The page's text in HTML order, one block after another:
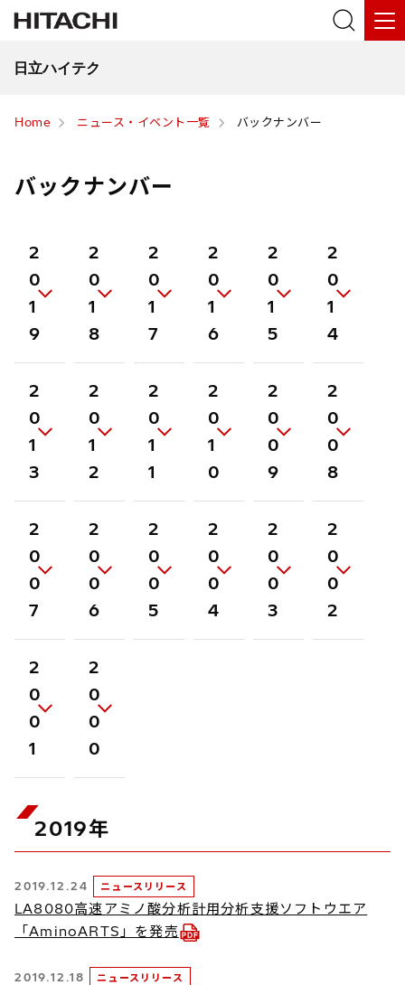
日立ハイテク
Home ニュース・イベント一覧 バックナンバー
バックナンバー
2
0
1
9
2
0
1
8
2
0
1
7
2
0
1
6
2
0
1
5
2
0
1
4
2
0
1
3
2
0
1
2
2
0
1
1
2
0
1
0
2
0
0
9
2
0
0
8
2
0
0
7
2
0
0
6
2
0
0
5
2
0
0
4
2
0
0
3
2
0
0
2
2
0
0
1
2
0
0
0
2019年
2019.12.24 ニュースリリース
LA8080高速アミノ酸分析計用分析支援ソフトウエア
「AminoARTS」を発売
2019.12.18 ニュースリリース